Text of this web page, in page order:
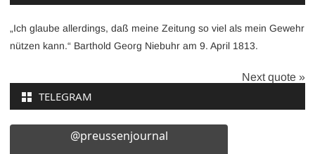
„Ich glaube allerdings, daß meine Zeitung so viel als mein Gewehr
nützen kann.“ Barthold Georg Niebuhr am 9. April 1813.
Next quote »
TELEGRAM
@preussenjournal